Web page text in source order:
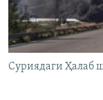
Суриядаги Ҳалаб